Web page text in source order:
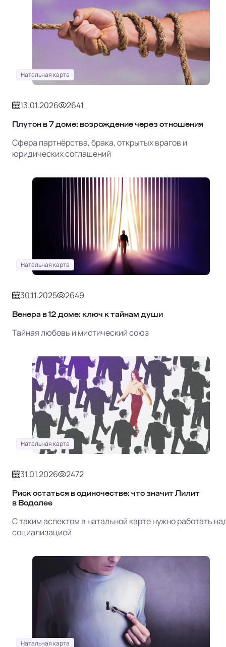
Натальная карта
13.01.2026 2641
Плутон в 7 доме: возрождение через отношения
Сфера партнёрства, брака, открытых врагов и
юридических соглашений
Натальная карта
30.11.2025 2649
Венера в 12 доме: ключ к тайнам души
Тайная любовь и мистический союз
Натальная карта
31.01.2026 2472
Риск остаться в одиночестве: что значит Лилит
в Водолее
С таким аспектом в натальной карте нужно работать
социализацией
Натальная карта